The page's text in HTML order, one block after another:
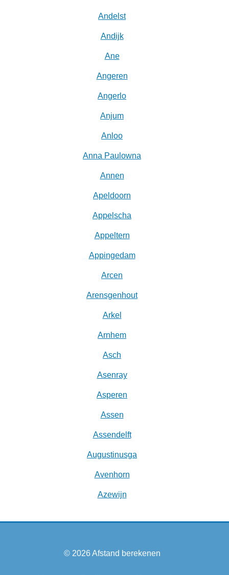
Andelst
Andijk
Ane
Angeren
Angerlo
Anjum
Anloo
Anna Paulowna
Annen
Apeldoorn
Appelscha
Appeltern
Appingedam
Arcen
Arensgenhout
Arkel
Arnhem
Asch
Asenray
Asperen
Assen
Assendelft
Augustinusga
Avenhorn
Azewijn
© 2026Afstand berekenen